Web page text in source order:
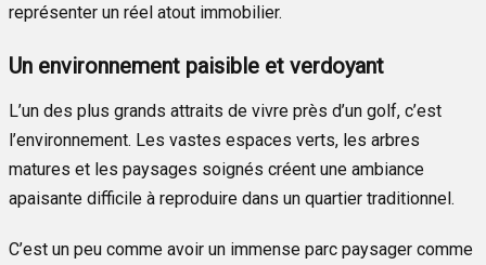
représenter un réel atout immobilier.
Un environnement paisible et verdoyant
L’un des plus grands attraits de vivre près d’un golf, c’est
l’environnement. Les vastes espaces verts, les arbres
matures et les paysages soignés créent une ambiance
apaisante difficile à reproduire dans un quartier traditionnel.
C’est un peu comme avoir un immense parc paysager comme